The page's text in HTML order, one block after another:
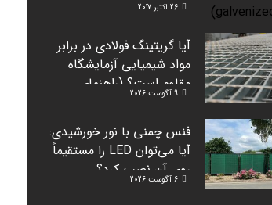
26 اکتبر 2017
آیا گریتینگ فولادی در برابر
مواد شیمیایی آزمایشگاه
مقاوم است؟ (راهنمای
دانشگاه‌ها)
9 آگوست 2026
فنس چمنی با نور خورشیدی:
آیا می‌توان LED را مستقیماً
روی آن نصب کرد؟
6 آگوست 2026